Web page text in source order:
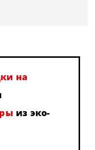
на
из эко-